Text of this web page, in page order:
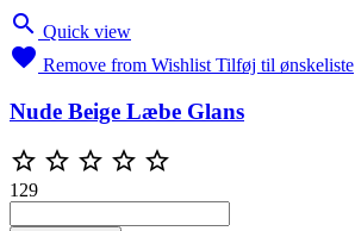
 Quick view
 Remove from Wishlist Tilføj til ønskeliste
Nude Beige Læbe Glans
    
129